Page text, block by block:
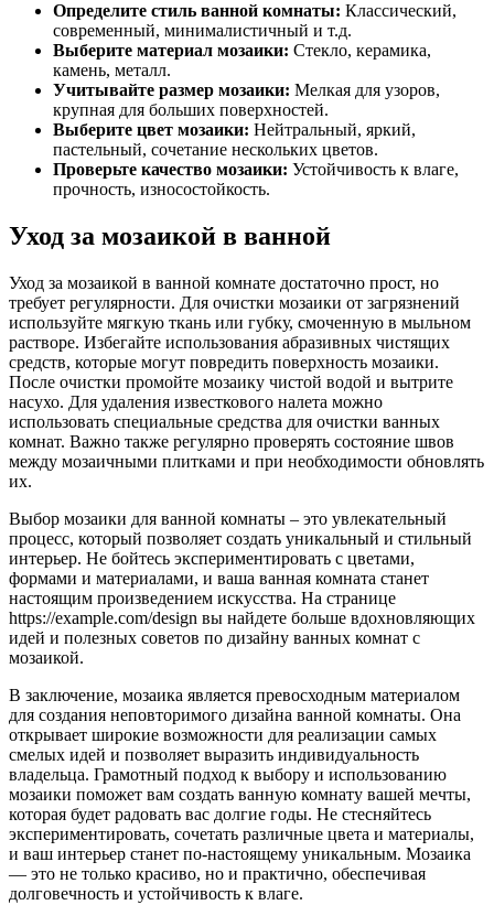
Определите стиль ванной комнаты: Классический,
современный, минималистичный и т.д.
Выберите материал мозаики: Стекло, керамика,
камень, металл.
Учитывайте размер мозаики: Мелкая для узоров,
крупная для больших поверхностей.
Выберите цвет мозаики: Нейтральный, яркий,
пастельный, сочетание нескольких цветов.
Проверьте качество мозаики: Устойчивость к влаге,
прочность, износостойкость.
Уход за мозаикой в ванной
Уход за мозаикой в ванной комнате достаточно прост, но
требует регулярности. Для очистки мозаики от загрязнений
используйте мягкую ткань или губку, смоченную в мыльном
растворе. Избегайте использования абразивных чистящих
средств, которые могут повредить поверхность мозаики.
После очистки промойте мозаику чистой водой и вытрите
насухо. Для удаления известкового налета можно
использовать специальные средства для очистки ванных
комнат. Важно также регулярно проверять состояние швов
между мозаичными плитками и при необходимости обновлять
их.
Выбор мозаики для ванной комнаты – это увлекательный
процесс, который позволяет создать уникальный и стильный
интерьер. Не бойтесь экспериментировать с цветами,
формами и материалами, и ваша ванная комната станет
настоящим произведением искусства. На странице
https://example.com/design вы найдете больше вдохновляющих
идей и полезных советов по дизайну ванных комнат с
мозаикой.
В заключение, мозаика является превосходным материалом
для создания неповторимого дизайна ванной комнаты. Она
открывает широкие возможности для реализации самых
смелых идей и позволяет выразить индивидуальность
владельца. Грамотный подход к выбору и использованию
мозаики поможет вам создать ванную комнату вашей мечты,
которая будет радовать вас долгие годы. Не стесняйтесь
экспериментировать, сочетать различные цвета и материалы,
и ваш интерьер станет по-настоящему уникальным. Мозаика
— это не только красиво, но и практично, обеспечивая
долговечность и устойчивость к влаге.